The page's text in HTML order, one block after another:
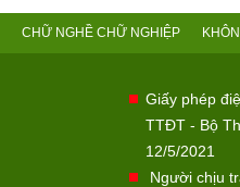
CHỮ NGHỀ CHỮ NGHIỆP
Giấy phép
TTĐT - Bộ
12/5/2021
Người chịu